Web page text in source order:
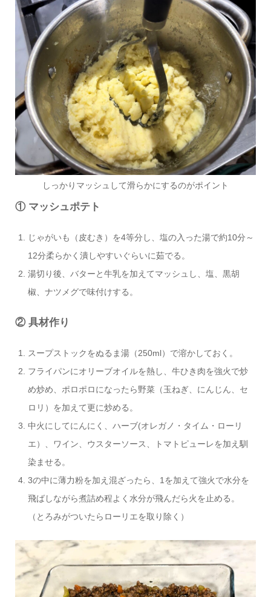
しっかりマッシュして滑らかにするのがポイント
① マッシュポテト
じゃがいも（皮むき）を4等分し、塩の入った湯で約10分～
12分柔らかく潰しやすいぐらいに茹でる。
湯切り後、バターと牛乳を加えてマッシュし、塩、黒胡
椒、ナツメグで味付けする。
② 具材作り
スープストックをぬるま湯（250ml）で溶かしておく。
フライパンにオリーブオイルを熱し、牛ひき肉を強火で炒
め炒め、ポロポロになったら野菜（玉ねぎ、にんじん、セ
ロリ）を加えて更に炒める。
中火にしてにんにく、ハーブ(オレガノ・タイム・ローリ
エ）、ワイン、ウスターソース、トマトピューレを加え馴
染ませる。
3の中に薄力粉を加え混ざったら、1を加えて強火で水分を
飛ばしながら煮詰め程よく水分が飛んだら火を止める。
（とろみがついたらローリエを取り除く）